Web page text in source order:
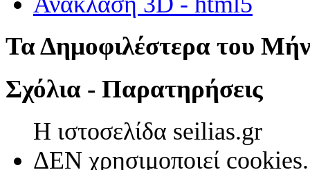
Τα Δημοφιλέστερα του
Σχόλια - Παρατηρήσεις
Η ιστοσελίδα seilias.gr
ΔΕΝ χρησιμοποιεί cookies.